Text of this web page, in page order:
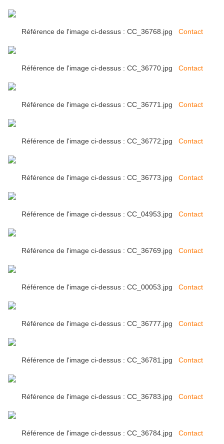
Référence de l'image ci-dessus : CC_36768.jpg Contact
Référence de l'image ci-dessus : CC_36770.jpg Contact
Référence de l'image ci-dessus : CC_36771.jpg Contact
Référence de l'image ci-dessus : CC_36772.jpg Contact
Référence de l'image ci-dessus : CC_36773.jpg Contact
Référence de l'image ci-dessus : CC_04953.jpg Contact
Référence de l'image ci-dessus : CC_36769.jpg Contact
Référence de l'image ci-dessus : CC_00053.jpg Contact
Référence de l'image ci-dessus : CC_36777.jpg Contact
Référence de l'image ci-dessus : CC_36781.jpg Contact
Référence de l'image ci-dessus : CC_36783.jpg Contact
Référence de l'image ci-dessus : CC_36784.jpg Contact